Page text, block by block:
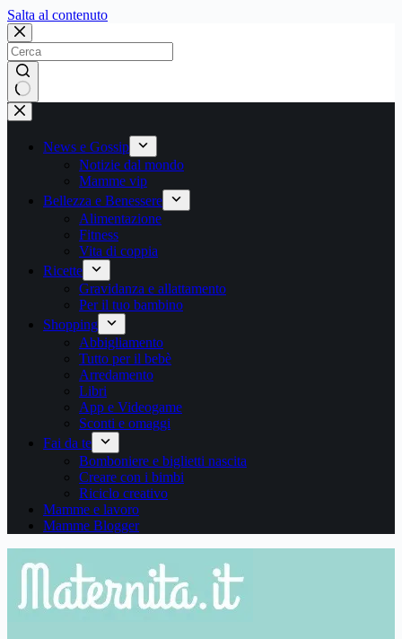
Salta al contenutoSalta
contenuto
Nessun
risultato
News e Gossip
Notizie dal mondo
Mamme vip
Bellezza e Benessere
Alimentazione
Fitness
Vita di coppia
Ricette
Gravidanza e allattamento
Per il tuo bambino
Shopping
Abbigliamento
Tutto per il bebè
Arredamento
Libri
App e Videogame
Sconti e omaggi
Fai da te
Bomboniere e biglietti nascita
Creare con i bimbi
Riciclo creativo
Mamme e lavoro
Mamme Blogger